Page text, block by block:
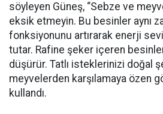
söyleyen Güneş, “Sebze ve
eksik etmeyin. Bu besinler aynı
fonksiyonunu artırarak enerji
tutar. Rafine şeker içeren besinler
düşürür. Tatlı isteklerinizi doğal
meyvelerden karşılamaya özen
kullandı.